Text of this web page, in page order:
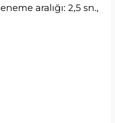
aralığı: 2,5 sn.,